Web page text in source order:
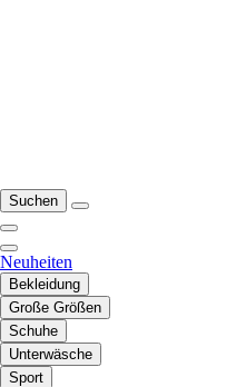
Suchen
Neuheiten
Bekleidung
Große Größen
Schuhe
Unterwäsche
Sport